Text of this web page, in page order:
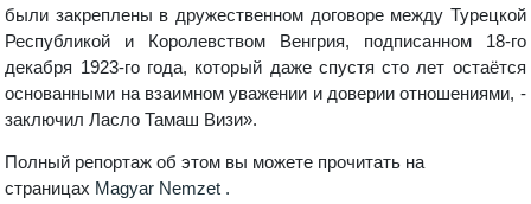
были закреплены в дружественном договоре между Турецкой
Республикой и Королевством Венгрия, подписанном 18-го
декабря 1923-го года, который даже спустя сто лет остаётся
основанными на взаимном уважении и доверии отношениями, -
заключил Ласло Тамаш Визи».
Полный репортаж об этом вы можете прочитать на
страницах Magyar Nemzet .